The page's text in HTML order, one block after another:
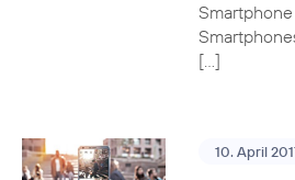
[…]
10. April